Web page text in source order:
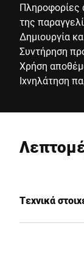
Πληροφορίες
της
Δημιουργία
Συντήρηση
Χρήση
Ιχνηλάτηση
Τεχνικά